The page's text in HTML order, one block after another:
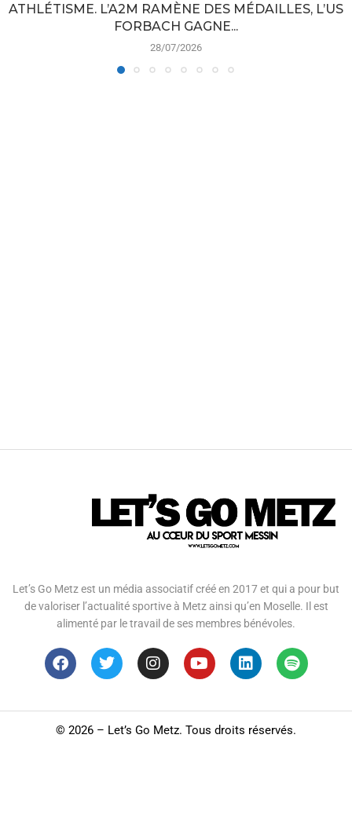
ATHLÉTISME. L’A2M RAMÈNE DES MÉDAILLES, L’US
FORBACH GAGNE...
28/07/2026
Let’s Go Metz est un média associatif créé en 2017 et qui a pour but
de valoriser l’actualité sportive à Metz ainsi qu’en Moselle. Il est
alimenté par le travail de ses membres bénévoles.
© 2026 – Let’s Go Metz. Tous droits réservés.